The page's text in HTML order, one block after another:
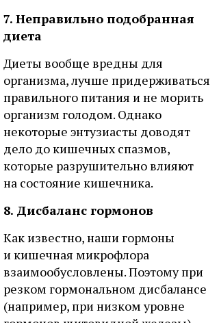
7. Неправильно подобранная
диета
Диеты вообще вредны для
организма, лучше придерживаться
правильного питания и не морить
организм голодом. Однако
некоторые энтузиасты доводят
дело до кишечных спазмов,
которые разрушительно влияют
на состояние кишечника.
8. Дисбаланс гормонов
Как известно, наши гормоны
и кишечная микрофлора
взаимообусловлены. Поэтому при
резком гормональном дисбалансе
(например, при низком уровне